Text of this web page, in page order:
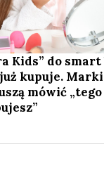
Kids” do
kupuje.
mówić